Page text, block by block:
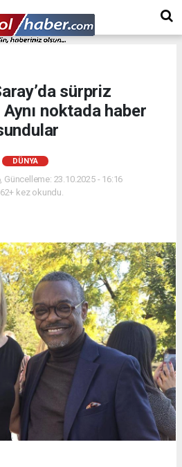
sürpriz
Aynı noktada haber
DÜNYA
Güncelleme: 23.10.2025 - 16:16
kez okundu.